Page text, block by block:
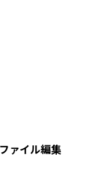
ァイル編集